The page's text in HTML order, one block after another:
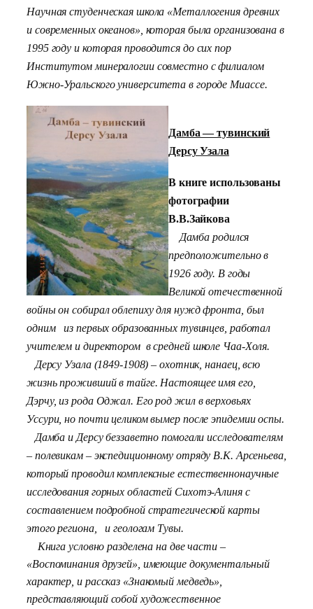
Научная студенческая школа «Металлогения древних
и современных океанов», которая была организована в
1995 году и которая проводится до сих пор
Институтом минералогии совместно с филиалом
Южно-Уральского университета в городе Миассе.
Дамба — тувинский
Дерсу Узала
В книге использованы
фотографии
В.В.Зайкова
Дамба родился
предположительно в
1926 году. В годы
Великой отечественной
войны он собирал облепиху для нужд фронта, был
одним из первых образованных тувинцев, работал
учителем и директором в средней школе Чаа-Холя.
Дерсу Узала (1849-1908) – охотник, нанаец, всю
жизнь проживший в тайге. Настоящее имя его,
Дэрчу, из рода Оджал. Его род жил в верховьях
Уссури, но почти целиком вымер после эпидемии оспы.
Дамба и Дерсу беззаветно помогали исследователям
– полевикам – экспедиционному отряду В.К. Арсеньева,
который проводил комплексные естественнонаучные
исследования горных областей Сихотэ-Алиня с
составлением подробной стратегической карты
этого региона, и геологам Тувы.
Книга условно разделена на две части –
«Воспоминания друзей», имеющие документальный
характер, и рассказ «Знакомый медведь»,
представляющий собой художественное